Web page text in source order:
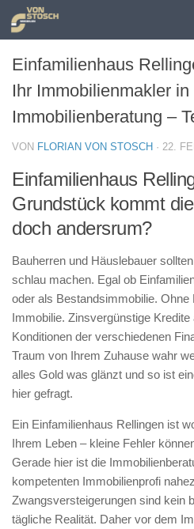
Zum Inhalt springen
Einfamilienhaus
Ihr Immobilienmakler in
Immobilienberatung –
VON FLORIAN VON STOSCH · 22.
Einfamilienhaus
Grundstück kommt
doch andersrum?
Bauherren und Häuslebauer
schlau machen. Egal ob
oder als Bestandsimmobilie. Ohne
Immobilie. Zinsvergünstige
Konditionen der verschiedenen
Traum von Ihrem Zuhause wahr
alles Gold was glänzt und so ist
hier gefragt.
Ein Einfamilienhaus Rellingen ist
Ihrem Leben – kleine Fehler
Gerade hier ist die
kompetenten Immobilienprofi
Zwangsversteigerungen sind kein
tägliche Realität. Daher vor dem